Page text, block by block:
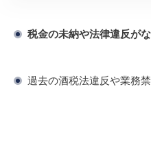
税金の未納や法律違反が
過去の酒税法違反や業務